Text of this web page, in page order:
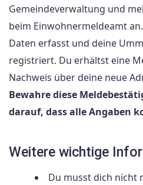
Gemeindeverwaltung und
beim Einwohnermeldeamt
Daten erfasst und deine
registriert. Du erhältst eine
Nachweis über deine neue
Bewahre diese
darauf, dass alle Angaben
Weitere wichtige
Du musst dich nicht